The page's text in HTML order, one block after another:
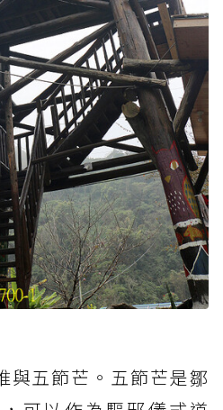
與五節芒。五節芒是鄒